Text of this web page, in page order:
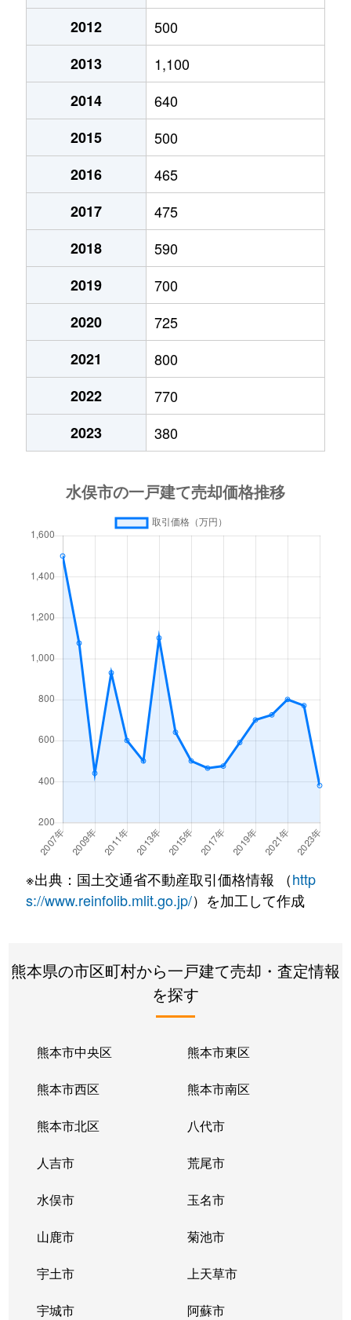
2012
500
2013
1,100
2014
640
2015
500
2016
465
2017
475
2018
590
2019
700
2020
725
2021
800
2022
770
2023
380
※出典：国土交通省不動産取引価格情報 （http
s://www.reinfolib.mlit.go.jp/）を加工して作成
熊本県の市区町村から一戸建て売却・査定情報
を探す
熊本市中央区 熊本市東区
熊本市西区 熊本市南区
熊本市北区 八代市
人吉市 荒尾市
水俣市 玉名市
山鹿市 菊池市
宇土市 上天草市
宇城市 阿蘇市